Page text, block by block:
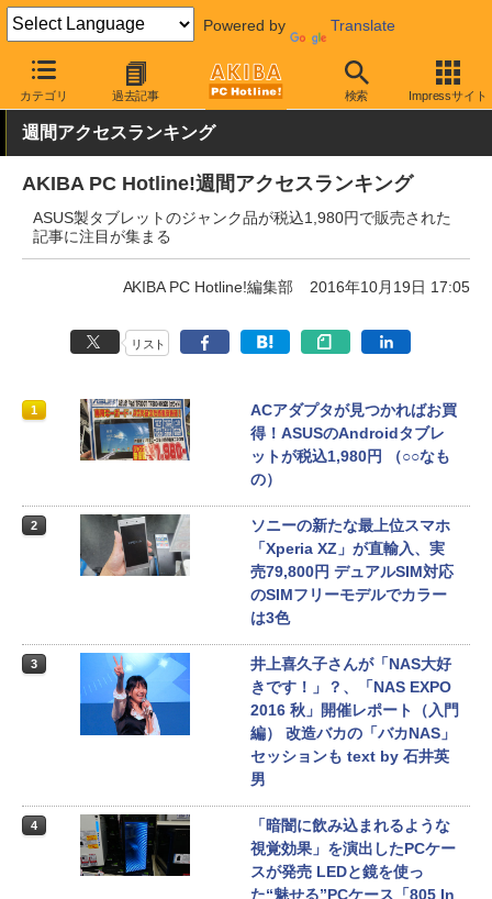
Powered by Translate
カテゴリ 過去記事 検索 Impressサイト
AKIBA PC Hotline! その他
週間アクセスランキング
AKIBA PC Hotline!週間アクセスランキング
ASUS製タブレットのジャンク品が税込1,980円で販売された
記事に注目が集まる
AKIBA PC Hotline!編集部 2016年10月19日 17:05
リスト
1
ACアダプタが見つかればお買
得！ASUSのAndroidタブレ
ットが税込1,980円 （○○なも
の）
2
ソニーの新たな最上位スマホ
「Xperia XZ」が直輸入、実
売79,800円 デュアルSIM対応
のSIMフリーモデルでカラー
は3色
3
井上喜久子さんが「NAS大好
きです！」？、「NAS EXPO
2016 秋」開催レポート（入門
編） 改造バカの「バカNAS」
セッションも text by 石井英
男
4
「暗闇に飲み込まれるような
視覚効果」を演出したPCケー
スが発売 LEDと鏡を使っ
た“魅せる”PCケース「805 In